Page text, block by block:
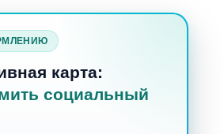
карта:
социальный